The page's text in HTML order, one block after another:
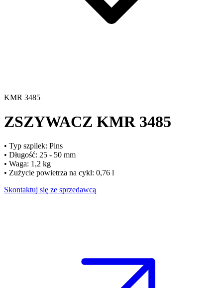
KMR 3485
ZSZYWACZ KMR 3485
• ​​Typ szpilek: Pins
• Długość: 25 - 50 mm
• Waga: 1,2 kg
• Zużycie powietrza na cykl: 0,76 l
Skontaktuj się ze sprzedawcą